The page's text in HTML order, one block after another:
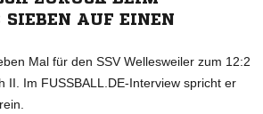
AUF EINEN
Mal für den SSV Wellesweiler zum 12:2
II. Im FUSSBALL.DE-Interview spricht er